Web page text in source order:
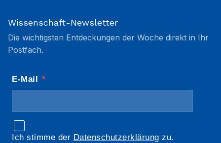
Wissenschaft-Newsletter
Die wichtigsten Entdeckungen der Woche direkt in Ihr
Postfach.